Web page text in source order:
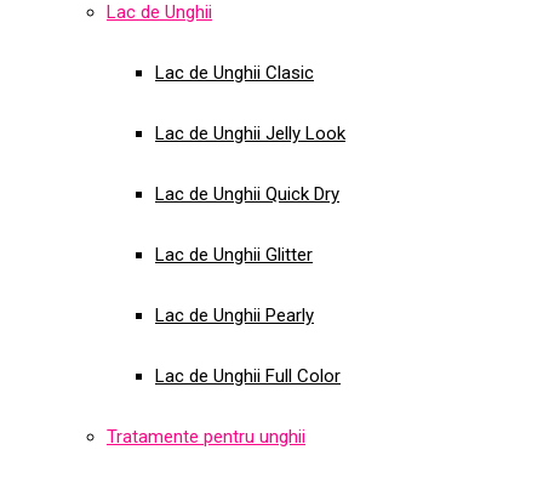
Lac de Unghii
Lac de Unghii Clasic
Lac de Unghii Jelly Look
Lac de Unghii Quick Dry
Lac de Unghii Glitter
Lac de Unghii Pearly
Lac de Unghii Full Color
Tratamente pentru unghii